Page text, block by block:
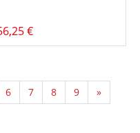
€
6 7 8 9 »